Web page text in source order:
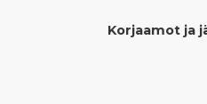
Korjaamot ja